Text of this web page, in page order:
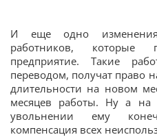
И еще одно
работников, которые
предприятие. Такие
переводом, получат право
длительности на новом
месяцев работы. Ну а на
увольнении ему
компенсация всех